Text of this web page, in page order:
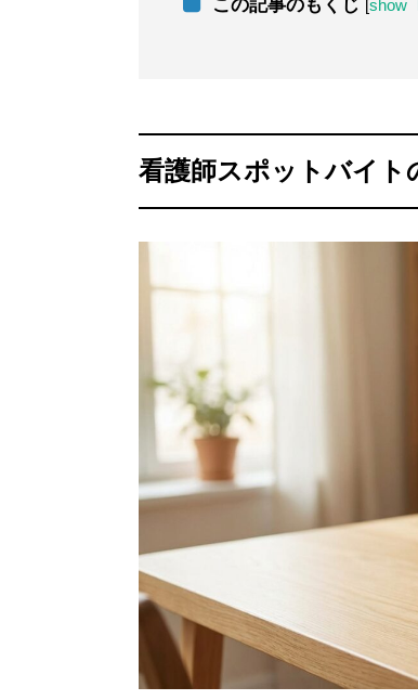
この記事のもくじ [show
看護師スポットバイト